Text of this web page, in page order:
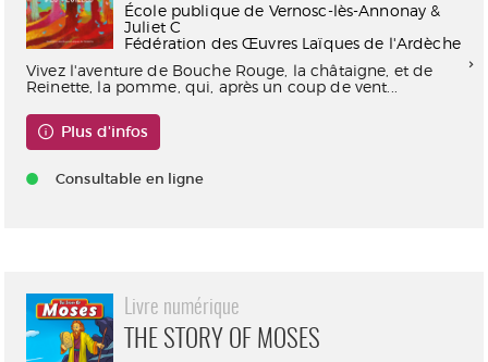
École publique de Vernosc-lès-Annonay &
Juliet C
Fédération des Œuvres Laïques de l'Ardèche
Vivez l'aventure de Bouche Rouge, la châtaigne, et de
Reinette, la pomme, qui, après un coup de vent...
Plus d'infos
Consultable en ligne
Livre numérique
THE STORY OF MOSES